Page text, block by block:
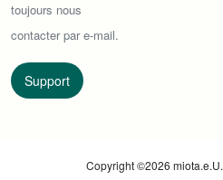
toujours nous
contacter par e-mail.
Support
Copyright ©2026 miota.e.U.